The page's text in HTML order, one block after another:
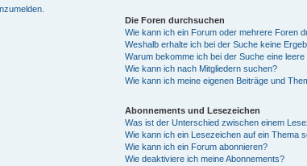
Die Foren durchsuchen
Wie kann ich ein Forum oder mehrere Foren
Weshalb erhalte ich bei der Suche keine
Warum bekomme ich bei der Suche eine leere
Wie kann ich nach Mitgliedern suchen?
Wie kann ich meine eigenen Beiträge und
Abonnements und Lesezeichen
Was ist der Unterschied zwischen einem
Wie kann ich ein Lesezeichen auf ein Thema
Wie kann ich ein Forum abonnieren?
Wie deaktiviere ich meine Abonnements?